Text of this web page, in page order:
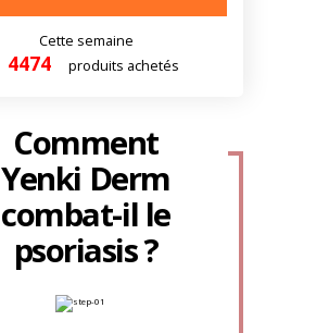
Cette semaine
4474 produits achetés
Comment
Yenki Derm
combat-il le
psoriasis ?